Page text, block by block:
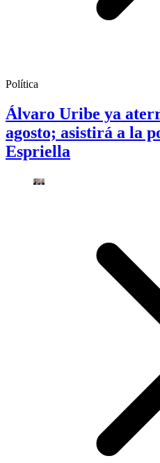
Política
Álvaro Uribe ya
agosto; asistirá a la
Espriella